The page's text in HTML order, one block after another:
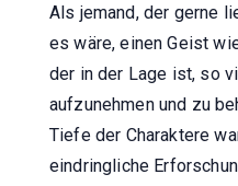
Als jemand, der gerne
es wäre, einen Geist
der in der Lage ist, so
aufzunehmen und zu
Tiefe der Charaktere
eindringliche